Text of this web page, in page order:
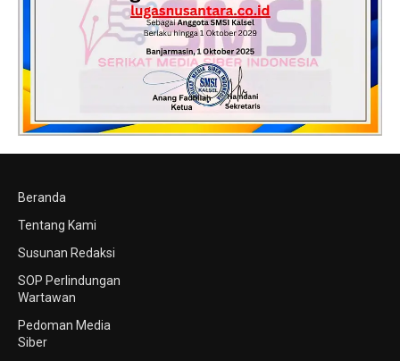
Beranda
Tentang Kami
Susunan Redaksi
SOP Perlindungan
Wartawan
Pedoman Media
Siber